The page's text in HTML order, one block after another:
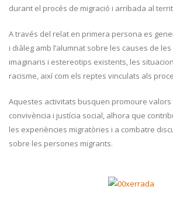
durant el procés de migració i arribada al
A través del relat en primera persona es
i diàleg amb l’alumnat sobre les causes de
imaginaris i estereotips existents, les
racisme, així com els reptes vinculats als
Aquestes activitats busquen promoure
convivència i justícia social, alhora que
les experiències migratòries i a combatre
sobre les persones migrants.